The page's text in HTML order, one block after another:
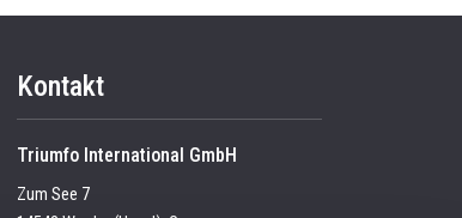
Kontakt
Triumfo International GmbH
Zum See 7